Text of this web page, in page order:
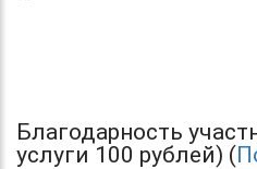
Благодарность
услуги 100 рублей) (